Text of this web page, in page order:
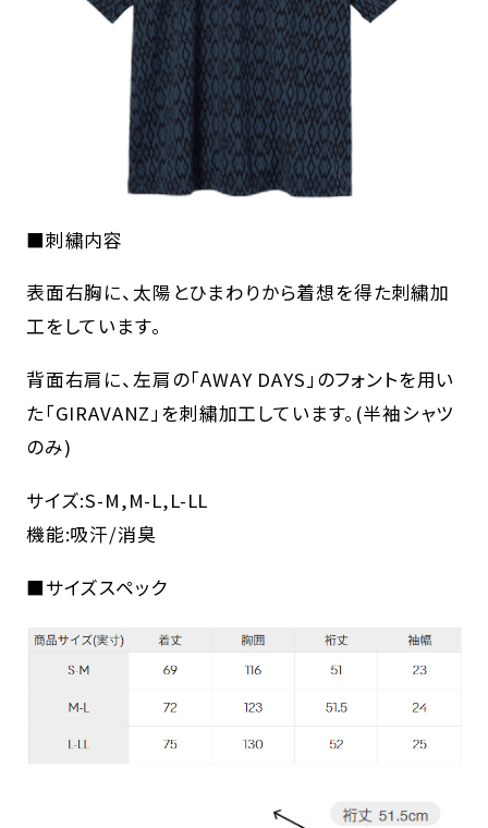
■刺繍内容
表面右胸に、太陽とひまわりから着想を得た刺繍加
工をしています。
背面右肩に、左肩の「AWAY DAYS」のフォントを用い
た「GIRAVANZ」を刺繍加工しています。(半袖シャツ
のみ)
サイズ:S-M,M-L,L-LL
機能:吸汗/消臭
■サイズスペック